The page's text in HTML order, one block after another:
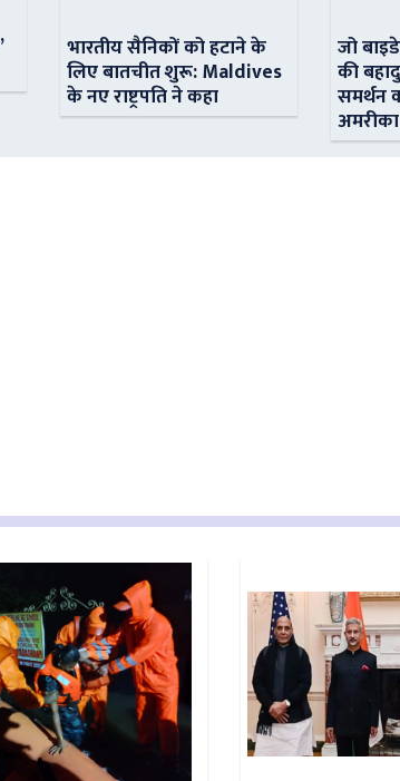
भारतीय सैनिकों को हटाने के
लिए बातचीत शुरू: Maldives
के नए राष्ट्रपति ने कहा
जो
की
समर्थन
अमरीका